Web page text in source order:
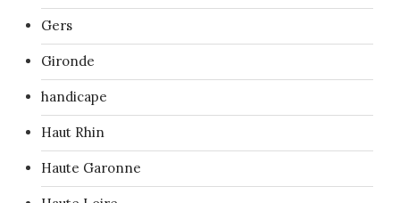
Gers
Gironde
handicape
Haut Rhin
Haute Garonne